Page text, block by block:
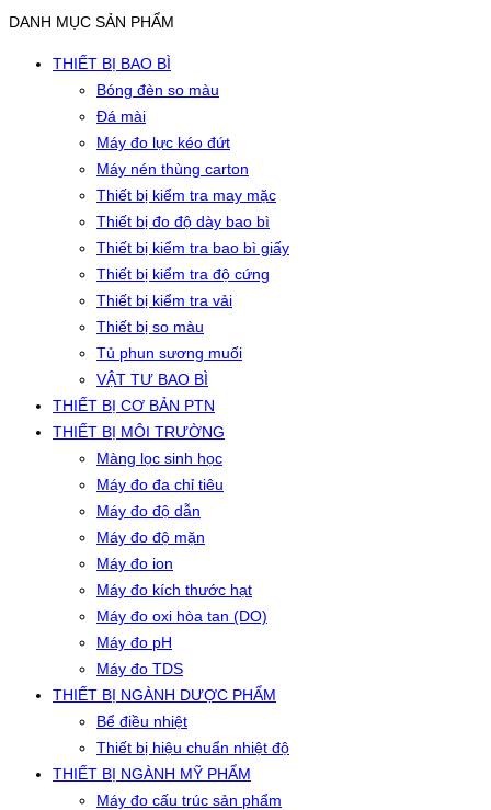
DANH MỤC SẢN PHẨM
THIẾT BỊ BAO BÌ
Bóng đèn so màu
Đá mài
Máy đo lực kéo đứt
Máy nén thùng carton
Thiết bị kiểm tra may mặc
Thiết bị đo độ dày bao bì
Thiết bị kiểm tra bao bì giấy
Thiết bị kiểm tra độ cứng
Thiết bị kiểm tra vải
Thiết bị so màu
Tủ phun sương muối
VẬT TƯ BAO BÌ
THIẾT BỊ CƠ BẢN PTN
THIẾT BỊ MÔI TRƯỜNG
Màng lọc sinh học
Máy đo đa chỉ tiêu
Máy đo độ dẫn
Máy đo độ mặn
Máy đo ion
Máy đo kích thước hạt
Máy đo oxi hòa tan (DO)
Máy đo pH
Máy đo TDS
THIẾT BỊ NGÀNH DƯỢC PHẨM
Bể điều nhiệt
Thiết bị hiệu chuẩn nhiệt độ
THIẾT BỊ NGÀNH MỸ PHẨM
Máy đo cấu trúc sản phẩm